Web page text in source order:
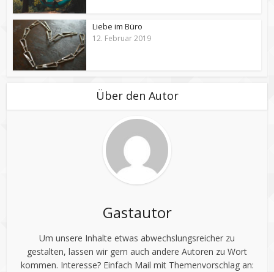
Liebe im Büro
12. Februar 2019
Über den Autor
Gastautor
Um unsere Inhalte etwas abwechslungsreicher zu
gestalten, lassen wir gern auch andere Autoren zu Wort
kommen. Interesse? Einfach Mail mit Themenvorschlag an: